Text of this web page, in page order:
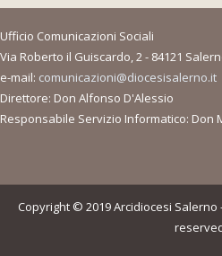
Ufficio Comunicazioni Sociali
Via Roberto il Guiscardo, 2 - 84121
e-mail: comunicazioni@diocesisalerno.it
Direttore: Don Alfonso D'Alessio
Responsabile Servizio Informatico: Don
Copyright © 2019 Arcidiocesi Salerno